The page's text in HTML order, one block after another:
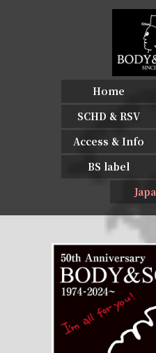
Home
SCHD & RSV
Access & Info
BS label